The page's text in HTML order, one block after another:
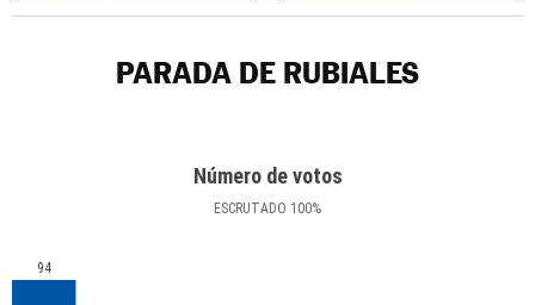
PARADA DE RUBIALES
Número de votos
ESCRUTADO 100%
94